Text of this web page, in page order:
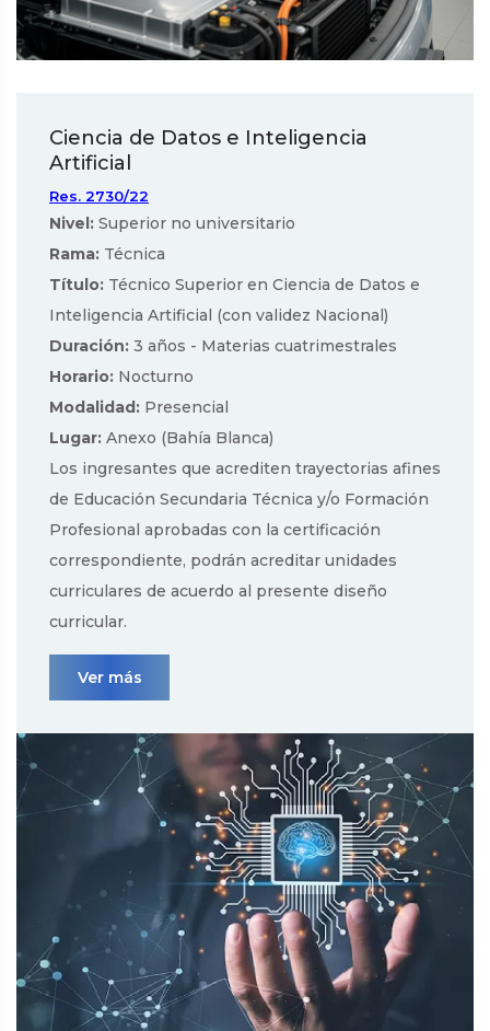
Ciencia de Datos e Inteligencia
Artificial
Res. 2730/22
Nivel: Superior no universitario
Rama: Técnica
Título: Técnico Superior en Ciencia de Datos e
Inteligencia Artificial (con validez Nacional)
Duración: 3 años - Materias cuatrimestrales
Horario: Nocturno
Modalidad: Presencial
Lugar: Anexo (Bahía Blanca)
Los ingresantes que acrediten trayectorias afines
de Educación Secundaria Técnica y/o Formación
Profesional aprobadas con la certificación
correspondiente, podrán acreditar unidades
curriculares de acuerdo al presente diseño
curricular.
Ver más